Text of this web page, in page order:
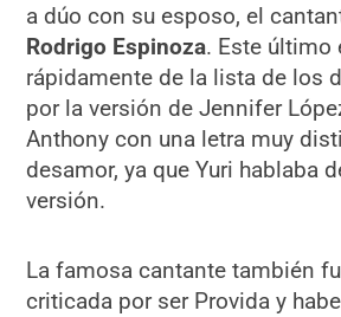
a dúo con su esposo, el
Rodrigo Espinoza. Este último
rápidamente de la lista de los
por la versión de Jennifer
Anthony con una letra muy
desamor, ya que Yuri hablaba
versión.
La famosa cantante también
criticada por ser Provida y